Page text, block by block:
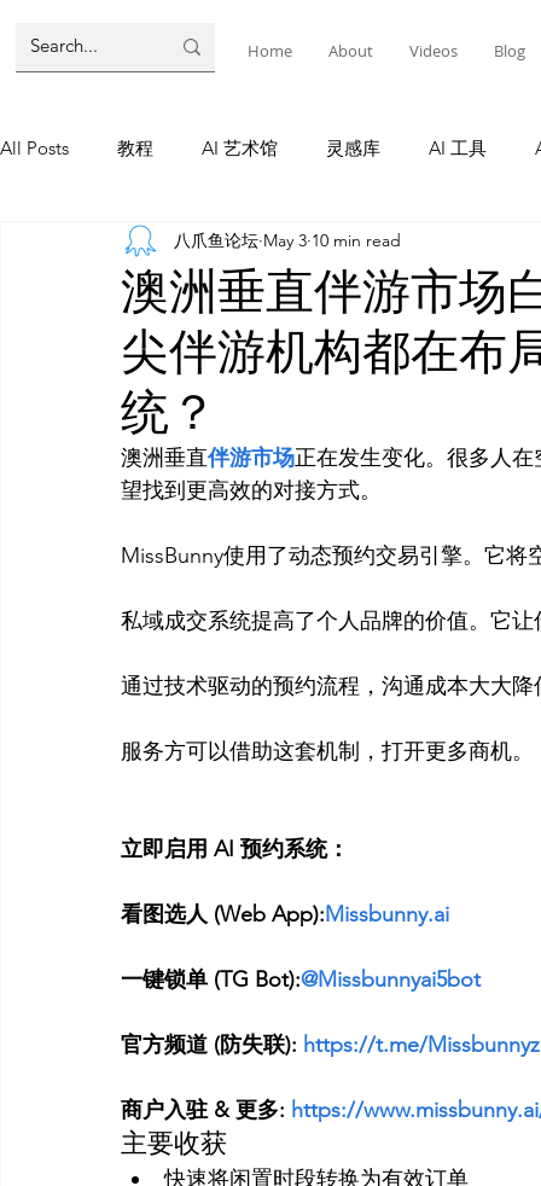
Home About Videos Blog
All Posts 教程 AI 艺术馆 灵感库 AI 工具
AI 工具 AI Tool Tutorials
灵感库 AI 新闻 灵感库 教程
澳洲垂直伴游市场
尖伴游机构都在布
统？
八爪鱼论坛 May 3 10 min read
澳洲垂直伴游市场正在发生变化。很多人
望找到更高效的对接方式。
MissBunny使用了动态预约交易引擎。它
私域成交系统提高了个人品牌的价值。它
通过技术驱动的预约流程，沟通成本大大
立即启用 AI 预约系统：
看图选人 (Web App):Missbunny.ai
一键锁单 (TG Bot):@Missbunnyai5bot
官方频道 (防失联): https://t.me/
商户入驻 & 更多: https://
主要收获
快速将闲置时段转换为有效订单